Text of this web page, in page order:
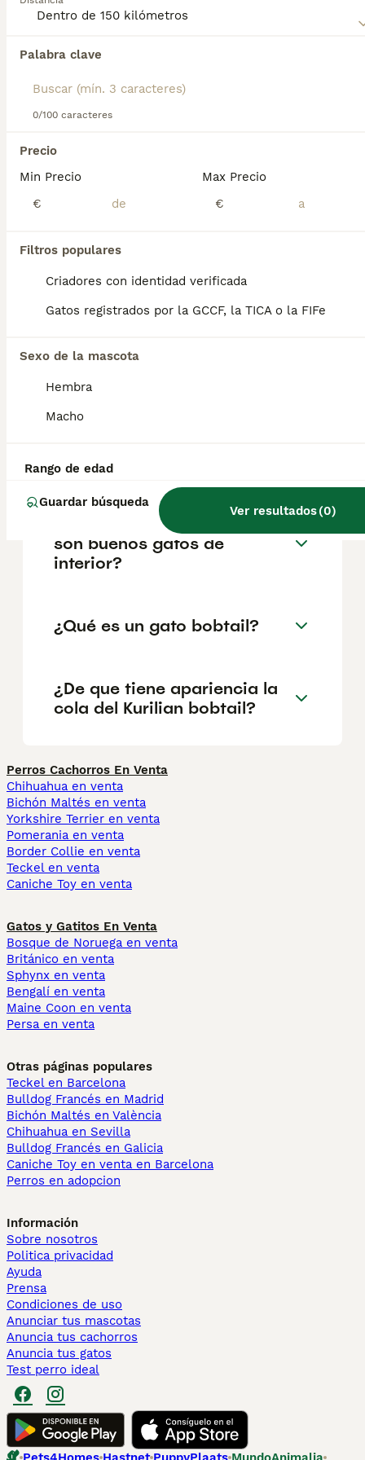
Palabra clave
0/100 caracteres
Precio
Min Precio
€
Max Precio
€
Filtros populares
Criadores con identidad verificada
Gatos registrados por la GCCF, la TICA o la FIFe
Sexo de la mascota
Hembra
Macho
Rango de edad
Guardar búsqueda
Ver resultados(0)
compra de Kurilean Bobtail de Pelo Corto para obtener
Encontramos 0 Kurilean Bobtail de Pelo
Valencia.
Si deseas exactamente esta búsqueda guarda tu
¿Cuánto cuesta un gato
Kurilian Bobtail?
variar según factores como el pedigrí, la
geográfica. Es fundamental acudir a
salud y el bienestar de los animales.
decisión.
¿Los gatos Kurilian bobtail
son buenos gatos de
interior?
¿Qué es un gato bobtail?
¿De que tiene apariencia la
cola del Kurilian bobtail?
Perros Cachorros En Venta
Chihuahua en venta
Bichón Maltés en venta
Yorkshire Terrier en venta
Pomerania en venta
Border Collie en venta
Teckel en venta
Caniche Toy en venta
Gatos y Gatitos En Venta
Bosque de Noruega en venta
Británico en venta
Sphynx en venta
Bengalí en venta
Maine Coon en venta
Persa en venta
Otras páginas populares
Teckel en Barcelona
Bulldog Francés en Madrid
Bichón Maltés en València
Chihuahua en Sevilla
Bulldog Francés en Galicia
Caniche Toy en venta en Barcelona
Perros en adopcion
Información
Sobre nosotros
Politica privacidad
Ayuda
Prensa
Condiciones de uso
Anunciar tus mascotas
Anuncia tus cachorros
Anuncia tus gatos
Test perro ideal